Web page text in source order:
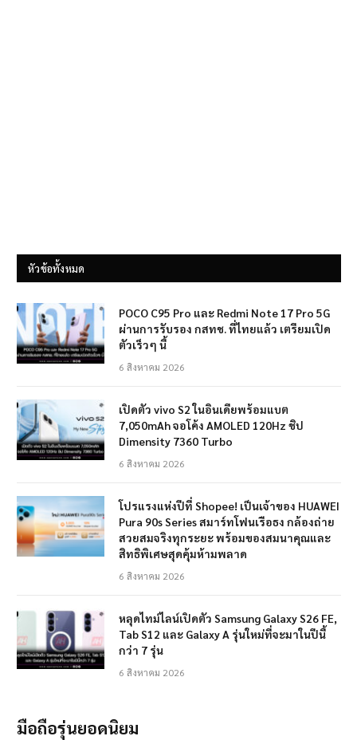
หัวข้อทั้งหมด
POCO C95 Pro และ Redmi Note 17 Pro 5G
ผ่านการรับรอง กสทช. ที่ไทยแล้ว เตรียมเปิด
ตัวเร็วๆ นี้
6 สิงหาคม 2026
เปิดตัว vivo S2 ในอินเดียพร้อมแบต
7,050mAh จอโค้ง AMOLED 120Hz ชิป
Dimensity 7360 Turbo
6 สิงหาคม 2026
โปรแรงแห่งปีที่ Shopee! เป็นเจ้าของ HUAWEI
Pura 90s Series สมาร์ทโฟนเรือธง กล้องถ่าย
สวยสมจริงทุกระยะ พร้อมของสมนาคุณและ
สิทธิพิเศษสุดคุ้มห้ามพลาด
6 สิงหาคม 2026
หลุดไทม์ไลน์เปิดตัว Samsung Galaxy S26 FE,
Tab S12 และ Galaxy A รุ่นใหม่ที่จะมาในปีนี้
กว่า 7 รุ่น
6 สิงหาคม 2026
มือถือรุ่นยอดนิยม